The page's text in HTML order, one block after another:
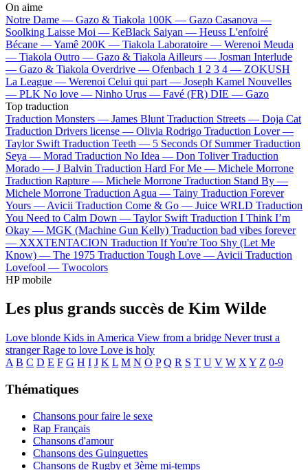
On aime
Notre Dame — Gazo & Tiakola 100K — Gazo Casanova —
Soolking Laisse Moi — KeBlack Saiyan — Heuss L'enfoiré
Bécane —Yamê 200K — Tiakola Laboratoire — Werenoi Meuda
— Tiakola Outro — Gazo & Tiakola Ailleurs — Josman Interlude
— Gazo & Tiakola Overdrive — Ofenbach 1 2 3 4 — ZOKUSH
La League — Werenoi Celui qui part — Joseph Kamel Nouvelles
— PLK No love — Ninho Urus — Favé (FR) DIE — Gazo
Top traduction
Traduction Monsters — James Blunt Traduction Streets — Doja Cat
Traduction Drivers license — Olivia Rodrigo Traduction Lover —
Taylor Swift Traduction Teeth — 5 Seconds Of Summer Traduction
Seya — Morad Traduction No Idea — Don Toliver Traduction
Morado — J Balvin Traduction Hard For Me — Michele Morrone
Traduction Rapture — Michele Morrone Traduction Stand By —
Michele Morrone Traduction Agua — Tainy Traduction Forever
Yours — Avicii Traduction Come & Go — Juice WRLD Traduction
You Need to Calm Down — Taylor Swift Traduction I Think I’m
Okay — MGK (Machine Gun Kelly) Traduction bad vibes forever
— XXXTENTACION Traduction If You're Too Shy (Let Me
Know) — The 1975 Traduction Tough Love — Avicii Traduction
Lovefool — Twocolors
HP mobile
Les plus grands succès de Kim Wilde
Love blonde Kids in America View from a bridge Never trust a
strangerRage to love Love is holy
A B C D E F G H I J K L M N O P Q R S T U V W X Y Z 0-9
Thématiques
Chansons pour faire le sexe
Rap Français
Chansons d'amour
Chansons des Guinguettes
Chansons de Rugby et 3ème mi-temps